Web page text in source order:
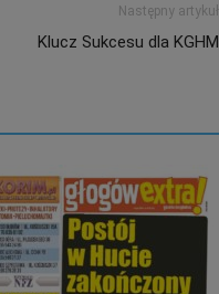
Następny artykuł
Klucz Sukcesu dla KGHM